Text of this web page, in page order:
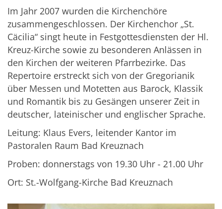
Im Jahr 2007 wurden die Kirchenchöre
zusammengeschlossen. Der Kirchenchor „St.
Cäcilia“ singt heute in Festgottesdiensten der Hl.
Kreuz-Kirche sowie zu besonderen Anlässen in
den Kirchen der weiteren Pfarrbezirke. Das
Repertoire erstreckt sich von der Gregorianik
über Messen und Motetten aus Barock, Klassik
und Romantik bis zu Gesängen unserer Zeit in
deutscher, lateinischer und englischer Sprache.
Leitung: Klaus Evers, leitender Kantor im
Pastoralen Raum Bad Kreuznach
Proben: donnerstags von 19.30 Uhr - 21.00 Uhr
Ort: St.-Wolfgang-Kirche Bad Kreuznach